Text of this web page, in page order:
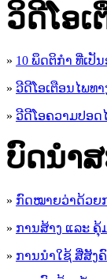
ວິດີໂອເ
» 10 ພຶດຕິກໍາ ທີ່ເປັ
» ວີດີໂອເຕືອນໄພທາ
» ວ​ີ​ດີ​ໂອ​ຄວາມ​ປອດ​
ບົດນຳ
» ກົດໝາຍວ່າດ້ວຍ
» ການສ້າງ ແລະ ຄຸ້
» ການນຳໃຊ້ ສື່ສັງ